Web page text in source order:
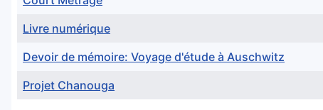
Livre numérique
Devoir de mémoire: Voyage d'étude à Auschwitz
Projet Chanouga